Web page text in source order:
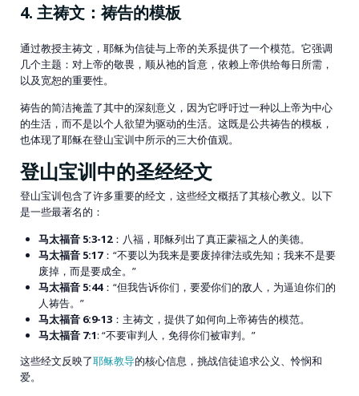
4. 主祷文：祷告的模板
通过教授主祷文，耶稣为信徒与上帝的关系提供了一个模范。它强调
几个主题：对上帝的敬畏，顺从祂的旨意，依赖上帝供给每日所需，
以及宽恕的重要性。
祷告的简洁掩盖了其中的深刻意义，因为它呼吁过一种以上帝为中心
的生活，而不是以个人欲望为驱动的生活。这既是公共祷告的模板，
也体现了耶稣在登山宝训中所示的三大价值观。
登山宝训中的圣经经文
登山宝训包含了许多重要的经文，这些经文概括了其核心教义。以下
是一些最著名的：
马太福音 5:3-12：八福，耶稣列出了真正蒙福之人的美德。
马太福音 5:17：“不要以为我来是要废掉律法或先知；我来不是要
废掉，而是要成全。”
马太福音 5:44：“但我告诉你们，要爱你们的敌人，为逼迫你们的
人祷告。”
马太福音 6:9-13 ：主祷文，提供了如何向上帝祷告的模范。
马太福音 7:1: “不要审判人，免得你们被审判。”
这些经文反映了耶稣教导的核心信息，挑战信徒追求公义、怜悯和
爱。